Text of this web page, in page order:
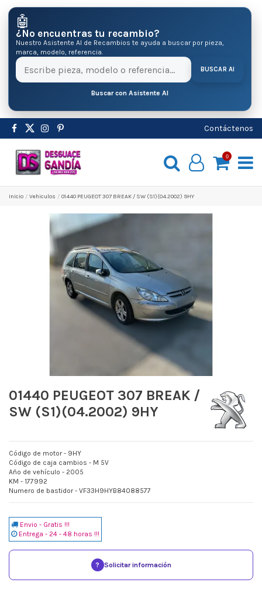
🤖
¿No encuentras tu recambio?
Nuestro Asistente AI de Recambios te ayuda a buscar por pieza,
marca, modelo, referencia.
BUSCAR AI
Buscar con Asistente AI
Contáctenos
0
Inicio Vehiculos 01440 PEUGEOT 307 BREAK / SW (S1)(04.2002) 9HY
01440 PEUGEOT 307 BREAK /
SW (S1)(04.2002) 9HY
Código de motor - 9HY
Código de caja cambios - M 5V
Año de vehículo - 2005
KM - 177992
Numero de bastidor - VF33H9HYB84088577
Envio - Gratis !!!
Entrega - 24 - 48 horas !!!
? Solicitar información